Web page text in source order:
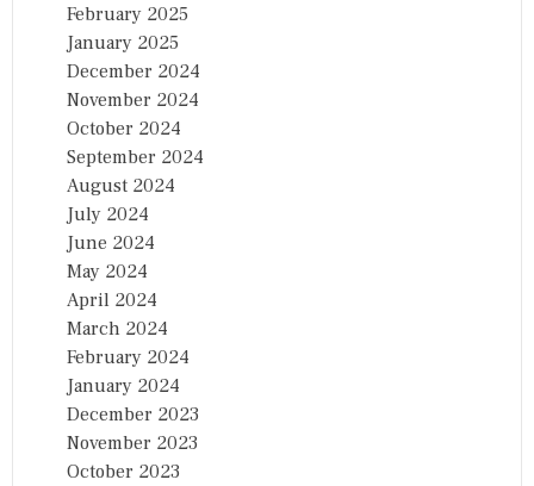
February 2025
January 2025
December 2024
November 2024
October 2024
September 2024
August 2024
July 2024
June 2024
May 2024
April 2024
March 2024
February 2024
January 2024
December 2023
November 2023
October 2023